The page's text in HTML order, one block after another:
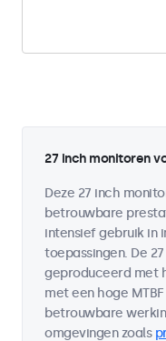
27 inch monitoren
Deze 27 inch
betrouwbare
intensief gebruik in
toepassingen. De
geproduceerd met
met een hoge
betrouwbare
omgevingen zoals